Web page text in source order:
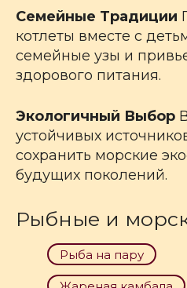
Семейные Традиции
котлеты вместе с
семейные узы и
здорового питания.
Экологичный Выбор
устойчивых
сохранить морские
будущих поколений.
Рыбные и
Рыба на пару